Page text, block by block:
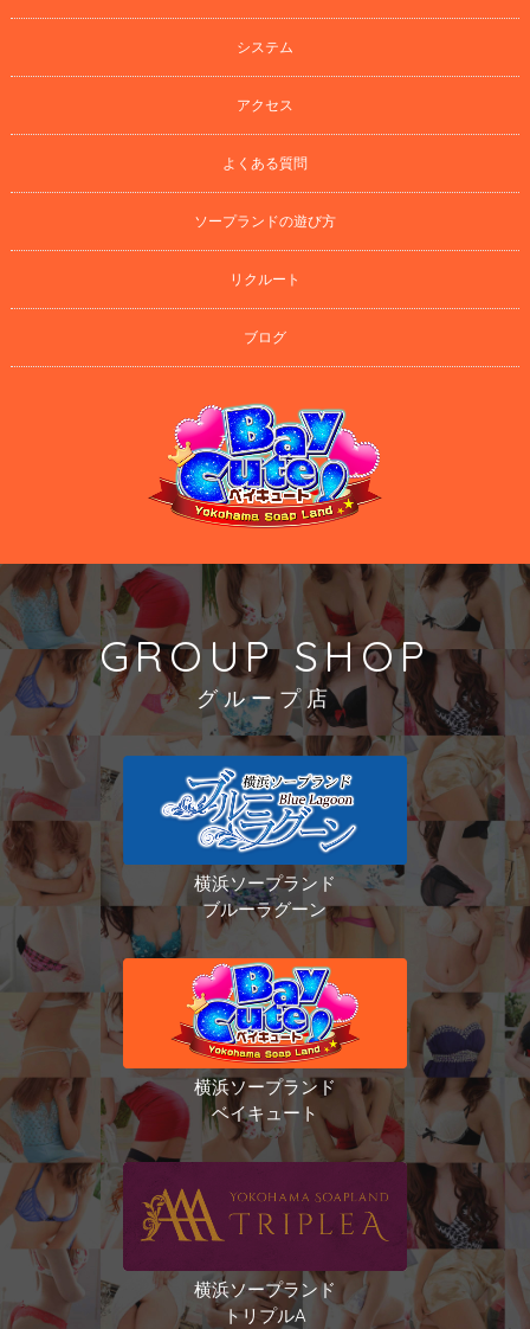
システム
アクセス
よくある質問
ソープランドの遊び方
リクルート
ブログ
GROUP SHOP
グループ店
横浜ソープランド
ブルーラグーン
横浜ソープランド
ベイキュート
横浜ソープランド
トリプルA